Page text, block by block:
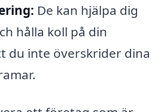
De kan hjälpa dig
hålla koll på din
du inte överskrider dina